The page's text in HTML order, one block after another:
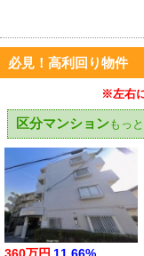
必見！高利回り物件
※左右
区分マンションもっ